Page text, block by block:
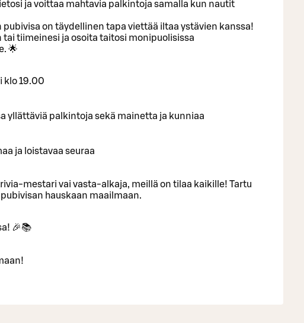
ja voittaa mahtavia palkintoja samalla kun nautit
pubivisa on täydellinen tapa viettää iltaa ystävien kanssa!
tai tiimeinesi ja osoita taitosi monipuolisissa
🌟
klo 19.00
yllättäviä palkintoja sekä mainetta ja kunniaa
ja loistavaa seuraa
mestari vai vasta-alkaja, meillä on tilaa kaikille! Tartu
hauskaan maailmaan.
🎉📚